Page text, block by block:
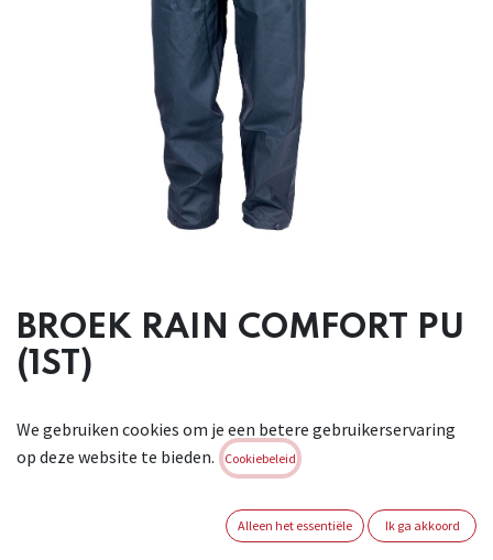
BROEK RAIN COMFORT PU
(1ST)
droog in alle
omstandigheden. Waterdicht met gelaste naden. Te
Drukknopen op de broekspijpen. Handige overtrekkleding.
53% Polyurethaan - 47% Polyamide. CAT I . Conform : EN
We gebruiken cookies om je een betere gebruikerservaring
op deze website te bieden.
Cookiebeleid
Alleen het essentiële Ik ga akkoord